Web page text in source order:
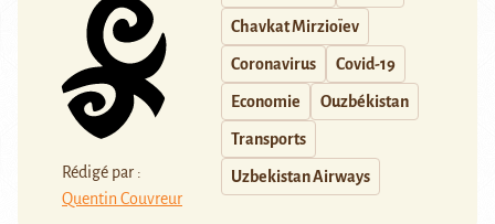
Rédigé par :
Quentin Couvreur
Chavkat Mirzioïev
Coronavirus Covid-19
Economie Ouzbékistan
Transports
Uzbekistan Airways